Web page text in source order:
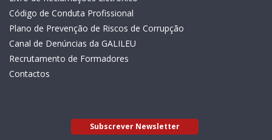
Código de Conduta Profissional
Plano de Prevenção de Riscos de Corrupção
Canal de Denúncias da GALILEU
Recrutamento de Formadores
Contactos
Subscrever Newsletter